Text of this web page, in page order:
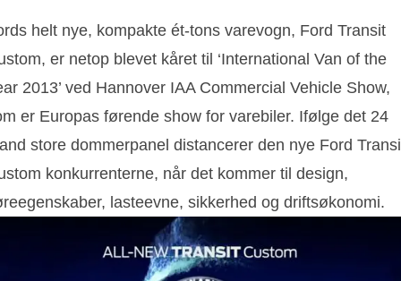
helt nye, kompakte ét-tons varevogn, Ford Transit
er netop blevet kåret til ‘International Van of the
2013’ ved Hannover IAA Commercial Vehicle Show,
er Europas førende show for varebiler. Ifølge det 24
store dommerpanel distancerer den nye Ford
konkurrenterne, når det kommer til design,
lasteevne, sikkerhed og driftsøkonomi.